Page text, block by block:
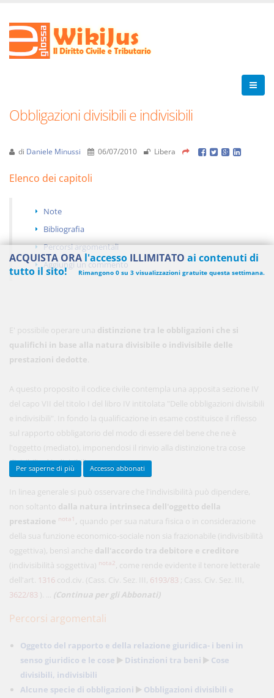
Obbligazioni divisibili e indivisibili
di Daniele Minussi 06/07/2010 Libera
Elenco dei capitoli
Note
Bibliografia
Percorsi argomentali
Aggiungi un commento
E' possibile operare una distinzione tra le obbli­gazioni che si
qualifichi in base alla natura divisibile o indivisibile delle
prestazioni dedotte
A questo proposito il codice civile contempla una apposita sezione IV
del capo VII del titolo I del libro IV intitolata "Delle obbligazioni divisibili
e indivisibili". In fondo la qualificazione in esame costituisce il riflesso
sul rapporto obbligatorio del modo di essere del bene che ne è
l'oggetto (mediato), imponendosi il rinvio alla distinzione tra cose
divisibili ed indivisibili.
In linea generale si può osservare che l'indivisibilità può dipendere,
non soltanto dalla natura intrinseca dell'oggetto della
prestazione nota1 , quando per sua natura fisica o in considerazione
della sua funzione economico-sociale non sia frazionabile (indivisibilità
oggettiva), bensì anche dall'accordo tra debitore e creditore
(indivisibilità soggettiva) nota2, come rende evidente il tenore letterale
dell'art. 1316 cod.civ. (Cass. Civ. Sez. III, 6193/83 ; Cass. Civ. Sez. III,
3622/83 ). ... (Continua per gli Abbonati)
Percorsi argomentali
Oggetto del rapporto e della relazione giuridica- i beni in
senso giuridico e le cose
Distinzioni tra beni
Cose
divisibili, indivisibili
Alcune specie di obbligazioni
Obbligazioni divisibili e
ACQUISTA ORA l'accesso ILLIMITATO ai contenuti di
tutto il sito!
Rimangono 0 su 3 visualizzazioni gratuite questa settimana.
450,00 €
risparmi il 21%!
48,00 € MENSILI
Acquista ora
Per saperne di più Accesso abbonati